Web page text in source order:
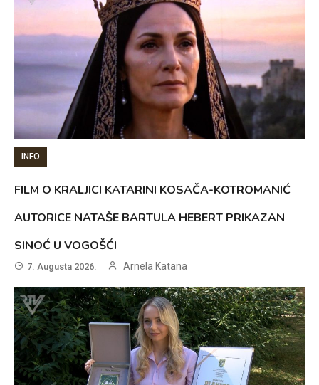
INFO
FILM O KRALJICI KATARINI KOSAČA-KOTROMANIĆ
AUTORICE NATAŠE BARTULA HEBERT PRIKAZAN
SINOĆ U VOGOŠĆI
7. Augusta 2026. Arnela Katana